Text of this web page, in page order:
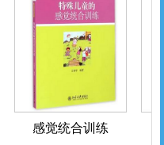
感觉统合训练